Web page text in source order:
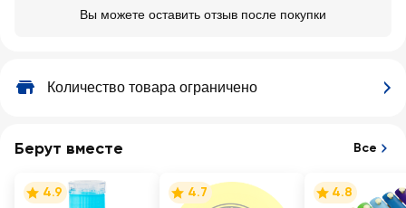
Вы можете оставить отзыв после покупки
Количество товара ограничено
Берут вместе Все
4.9 4.7 4.8